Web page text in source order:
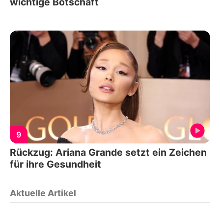
9
Rückzug: Ariana Grande setzt ein Zeichen
für ihre Gesundheit
Aktuelle Artikel